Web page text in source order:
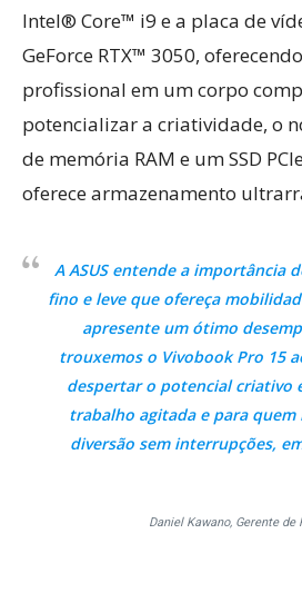
Intel® Core™ i9 e a placa de
GeForce RTX™ 3050,
profissional em um corpo
potencializar a criatividade, o
de memória RAM e um SSD
oferece armazenamento
A ASUS entende a importância
fino e leve que ofereça
apresente um ótimo
trouxemos o Vivobook Pro 15
despertar o potencial criativo
trabalho agitada e para quem
diversão sem interrupções,
Daniel Kawano, Gerente de